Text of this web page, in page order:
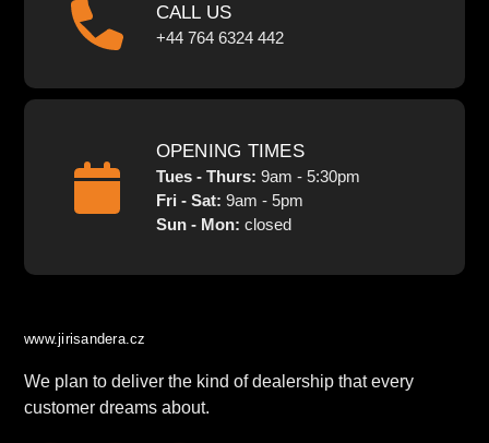
CALL US
+44 764 6324 442
OPENING TIMES
Tues - Thurs: 9am - 5:30pm
Fri - Sat: 9am - 5pm
Sun - Mon: closed
www.jirisandera.cz
We plan to deliver the kind of dealership that every
customer dreams about.